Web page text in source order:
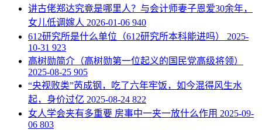
​讲古佬郑达究竟是哪里人？与会计师妻子恩爱30余年，
女儿低调嫁人 2026-01-06 940
​612研究所是什么单位（612研究所本科能进吗）
2025-
10-31 923
​高树勋简介（高树勋第一位起义的国民党高级将领）
2025-08-25 905
​“央视败类”芮成钢，吃了六年牢饭，如今混得风生水
起，身价过亿 2025-08-24 822
​女人学会夹有多重要 房事中一夹一放什么作用 2025-09-
06 803